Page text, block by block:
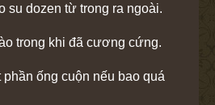
su dozen từ trong ra ngoài.
trong khi đã cương cứng.
ống cuộn nếu bao quá